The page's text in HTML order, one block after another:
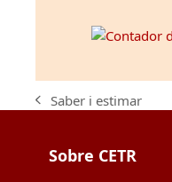
previous
Saber i estimar
Sobre CETR